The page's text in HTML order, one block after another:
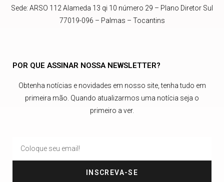
Sede: ARSO 112 Alameda 13 qi 10 número 29 – Plano Diretor Sul
77019-096 – Palmas – Tocantins
POR QUE ASSINAR NOSSA NEWSLETTER?
Obtenha notícias e novidades em nosso site, tenha tudo em
primeira mão. Quando atualizarmos uma notícia seja o
primeiro a ver.
INSCREVA-SE